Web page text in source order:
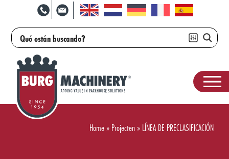
Home» Projecten» LÍNEA DE PRECLASIFICACIÓN